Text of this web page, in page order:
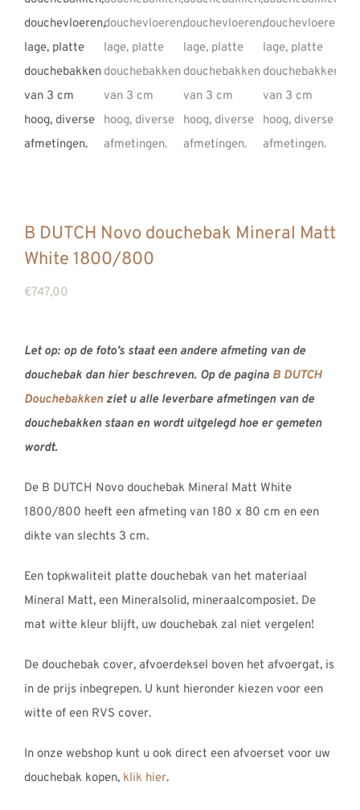
INFO
CONTACT
B DUTCH Novo douchebak Mineral Matt
White 1800/800
€747,00
Let op: op de foto’s staat een andere afmeting van de
douchebak dan hier beschreven. Op de pagina B DUTCH
Douchebakkenziet u alle leverbare afmetingen van de
douchebakken staan en wordt uitgelegd hoe er gemeten
wordt.
De B DUTCH Novo douchebak Mineral Matt White
1800/800 heeft een afmeting van 180 x 80 cm en een
dikte van slechts 3 cm.
Een topkwaliteit platte douchebak van het materiaal
Mineral Matt, een Mineralsolid, mineraalcomposiet. De
mat witte kleur blijft, uw douchebak zal niet vergelen!
De douchebak cover, afvoerdeksel boven het afvoergat, is
in de prijs inbegrepen. U kunt hieronder kiezen voor een
witte of een RVS cover.
In onze webshop kunt u ook direct een afvoerset voor uw
douchebak kopen, klik hier.